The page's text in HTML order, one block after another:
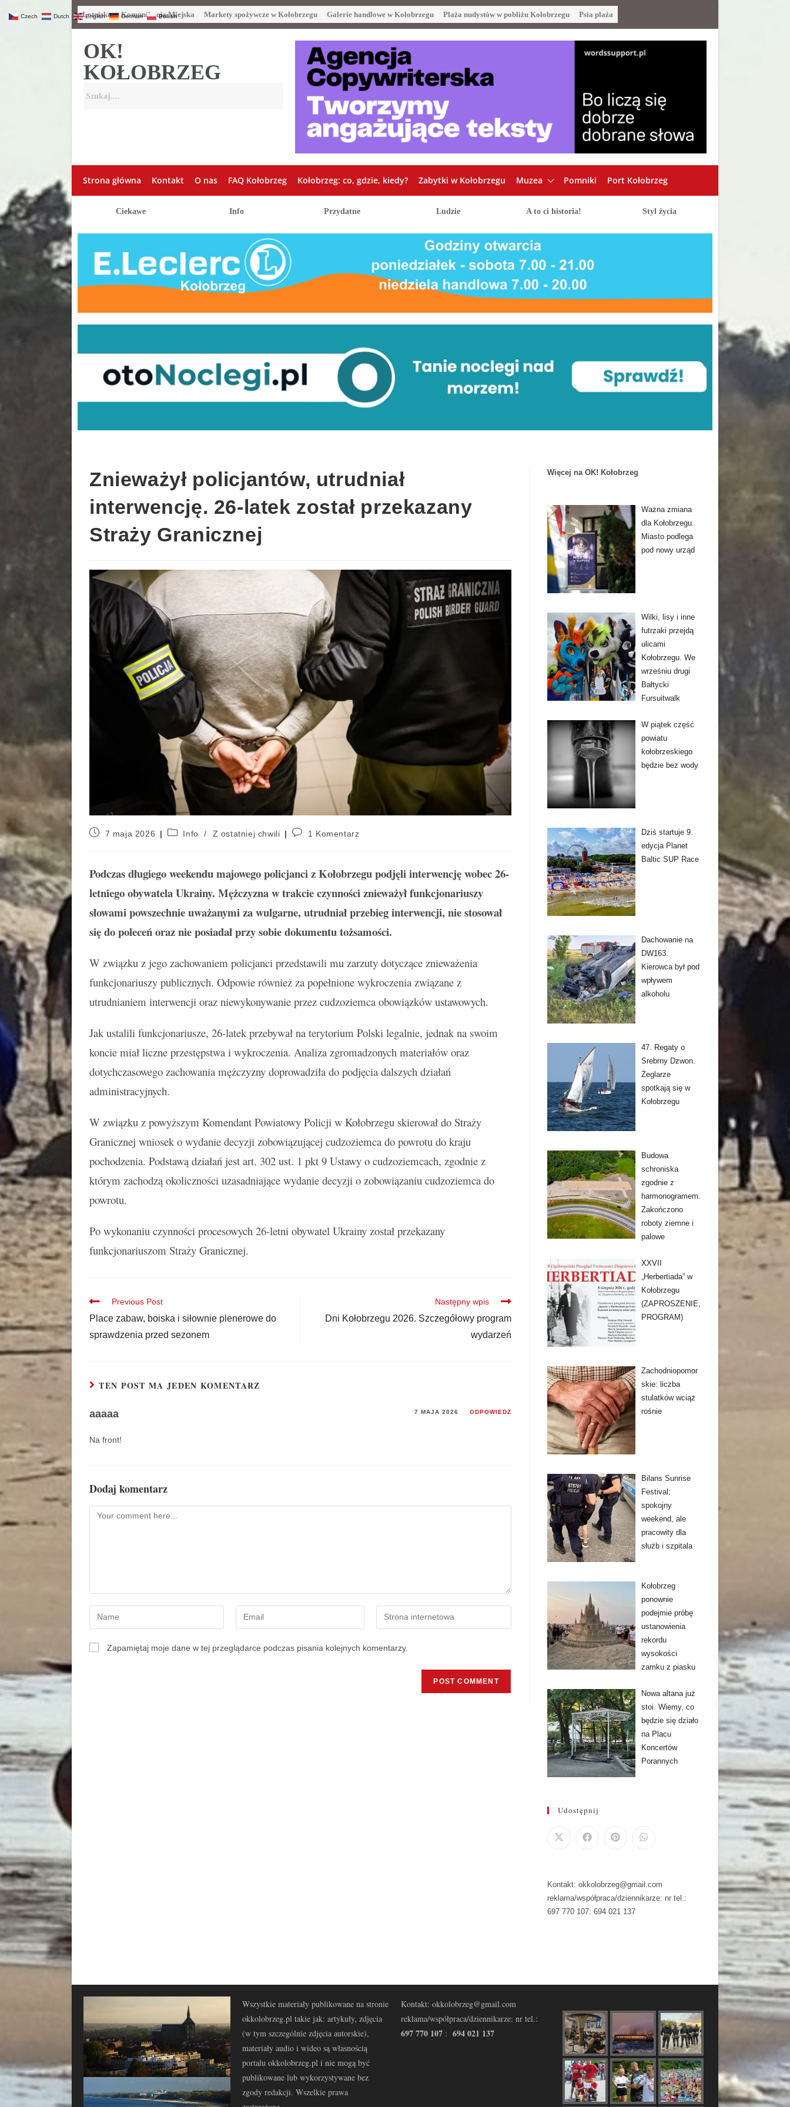
Lotnisko Komunikacja Miejska Markety spożywcze w Kołobrzegu Galerie handlowe w Kołobrzegu Plaża nudystów w pobliżu Kołobrzegu Psia plaża
OK!
KOŁOBRZEG
Strona główna Kontakt O nas FAQ Kołobrzeg Kołobrzeg: co, gdzie, kiedy? Zabytki w Kołobrzegu Muzea Pomniki Port Kołobrzeg
Ciekawe Info Przydatne Ludzie A to ci historia! Styl życia
Znieważył policjantów, utrudniał
interwencję. 26-latek został przekazany
Straży Granicznej
7 maja 2026 Info / Z ostatniej chwili 1 Komentarz
Podczas długiego weekendu majowego policjanci z Kołobrzegu podjęli interwencję wobec 26-
letniego obywatela Ukrainy. Mężczyzna w trakcie czynności znieważył funkcjonariuszy
słowami powszechnie uważanymi za wulgarne, utrudniał przebieg interwencji, nie stosował
się do poleceń oraz nie posiadał przy sobie dokumentu tożsamości.
W związku z jego zachowaniem policjanci przedstawili mu zarzuty dotyczące znieważenia
funkcjonariuszy publicznych. Odpowie również za popełnione wykroczenia związane z
utrudnianiem interwencji oraz niewykonywanie przez cudzoziemca obowiązków ustawowych.
Jak ustalili funkcjonariusze, 26-latek przebywał na terytorium Polski legalnie, jednak na swoim
koncie miał liczne przestępstwa i wykroczenia. Analiza zgromadzonych materiałów oraz
dotychczasowego zachowania mężczyzny doprowadziła do podjęcia dalszych działań
administracyjnych.
W związku z powyższym Komendant Powiatowy Policji w Kołobrzegu skierował do Straży
Granicznej wniosek o wydanie decyzji zobowiązującej cudzoziemca do powrotu do kraju
pochodzenia. Podstawą działań jest art. 302 ust. 1 pkt 9 Ustawy o cudzoziemcach, zgodnie z
którym zachodzą okoliczności uzasadniające wydanie decyzji o zobowiązaniu cudzoziemca do
powrotu.
Po wykonaniu czynności procesowych 26-letni obywatel Ukrainy został przekazany
funkcjonariuszom Straży Granicznej.
Previous Post
Place zabaw, boiska i siłownie plenerowe do
sprawdzenia przed sezonem
Następny wpis
Dni Kołobrzegu 2026. Szczegółowy program
wydarzeń
TEN POST MA JEDEN KOMENTARZ
aaaaa 7 MAJA 2026 ODPOWIEDZ
Na front!
Dodaj komentarz
Zapamiętaj moje dane w tej przeglądarce podczas pisania kolejnych komentarzy.
Więcej na OK! Kołobrzeg
Ważna zmiana
dla Kołobrzegu.
Miasto podlega
pod nowy urząd
Wilki, lisy i inne
futrzaki przejdą
ulicami
Kołobrzegu. We
wrześniu drugi
Bałtycki
Fursuitwalk
W piątek część
powiatu
kołobrzeskiego
będzie bez wody
Dziś startuje 9.
edycja Planet
Baltic SUP Race
Dachowanie na
DW163.
Kierowca był pod
wpływem
alkoholu
47. Regaty o
Srebrny Dzwon.
Żeglarze
spotkają się w
Kołobrzegu
Budowa
schroniska
zgodnie z
harmonogramem.
Zakończono
roboty ziemne i
palowe
XXVII
„Herbertiada” w
Kołobrzegu
(ZAPROSZENIE,
PROGRAM)
Zachodniopomor
skie: liczba
stulatków wciąż
rośnie
Bilans Sunrise
Festival:
spokojny
weekend, ale
pracowity dla
służb i szpitala
Kołobrzeg
ponownie
podejmie próbę
ustanowienia
rekordu
wysokości
zamku z piasku
Nowa altana już
stoi. Wiemy, co
będzie się działo
na Placu
Koncertów
Porannych
Udostępnij
Kontakt: okkolobrzeg@gmail.com
reklama/współpraca/dziennikarze: nr tel.:
697 770 107: 694 021 137
Wszystkie materiały publikowane na stronie
okkolobrzeg.pl takie jak: artykuły, zdjęcia
(w tym szczególnie zdjęcia autorskie),
materiały audio i wideo są własnością
portalu okkolobrzeg.pl i nie mogą być
publikowane lub wykorzystywane bez
zgody redakcji. Wszelkie prawa
Kontakt: okkolobrzeg@gmail.com
reklama/współpraca/dziennikarze: nr tel.:
697 770 107 : 694 021 137
Czech Dutch English German Polish